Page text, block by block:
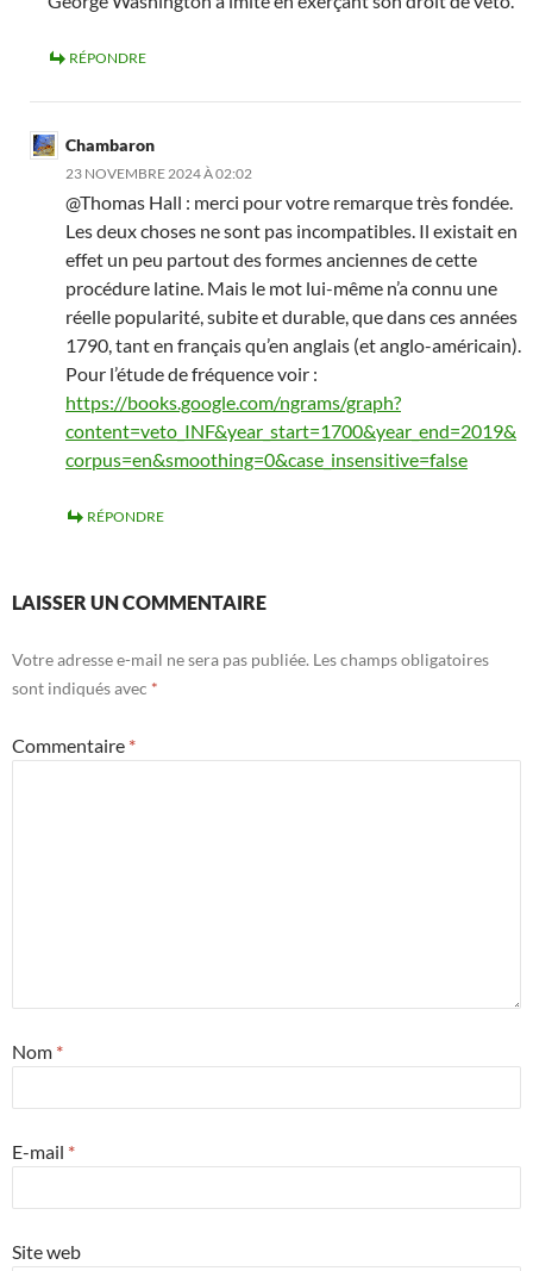
RÉPONDRE
Chambaron
23 NOVEMBRE 2024 À 02:02
@Thomas Hall : merci pour votre remarque très fondée.
Les deux choses ne sont pas incompatibles. Il existait en
effet un peu partout des formes anciennes de cette
procédure latine. Mais le mot lui-même n’a connu une
réelle popularité, subite et durable, que dans ces années
1790, tant en français qu’en anglais (et anglo-américain).
Pour l’étude de fréquence voir :
https://books.google.com/ngrams/graph?
content=veto_INF&year_start=1700&year_end=2019&
corpus=en&smoothing=0&case_insensitive=false
RÉPONDRE
LAISSER UN COMMENTAIRE
Votre adresse e-mail ne sera pas publiée. Les champs obligatoires
sont indiqués avec *
Commentaire *
Nom *
E-mail *
Site web